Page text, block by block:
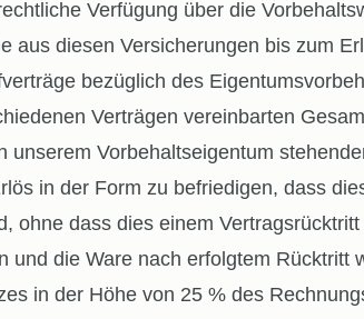
Verfügung über die
aus diesen Versicherungen bis zum
bezüglich des
Verträgen vereinbarten
Vorbehaltseigentum
in der Form zu befriedigen, dass
ohne dass dies einem
die Ware nach erfolgtem Rücktritt
in der Höhe von 25 % des